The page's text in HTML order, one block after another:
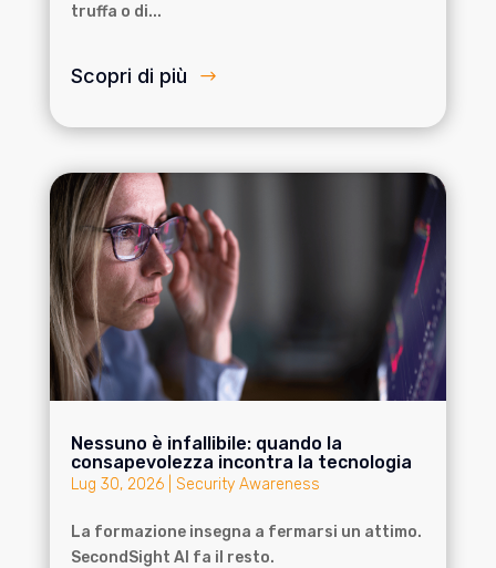
truffa o di...
Scopri di più
Nessuno è infallibile: quando la
consapevolezza incontra la tecnologia
Lug 30, 2026| Security Awareness
La formazione insegna a fermarsi un attimo.
SecondSight AI fa il resto.